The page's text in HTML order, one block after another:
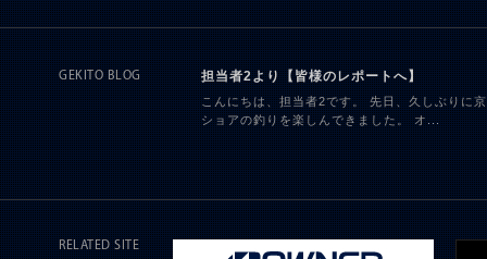
GEKITO BLOG 担当者2より【皆様のレポートへ】
こんにちは、担当者2です。 先日、久しぶりに
ショアの釣りを楽しんできました。 オ...
RELATED SITE